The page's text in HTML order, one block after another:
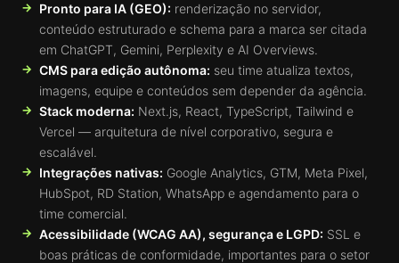
Pronto para IA (GEO): renderização no servidor,
conteúdo estruturado e schema para a marca ser citada
em ChatGPT, Gemini, Perplexity e AI Overviews.
CMS para edição autônoma: seu time atualiza textos,
imagens, equipe e conteúdos sem depender da agência.
Stack moderna: Next.js, React, TypeScript, Tailwind e
Vercel — arquitetura de nível corporativo, segura e
escalável.
Integrações nativas: Google Analytics, GTM, Meta Pixel,
HubSpot, RD Station, WhatsApp e agendamento para o
time comercial.
Acessibilidade (WCAG AA), segurança e LGPD: SSL e
boas práticas de conformidade, importantes para o setor